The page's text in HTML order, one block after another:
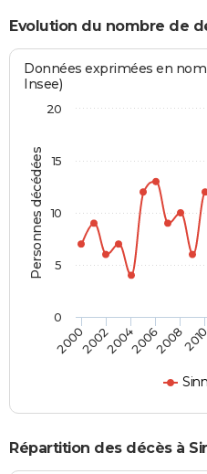
Evolution du nombre de
Personnes décédées
Données exprimées en
Insee)
20002002200420062008
0
5
10
15
20
Répartition des décès à